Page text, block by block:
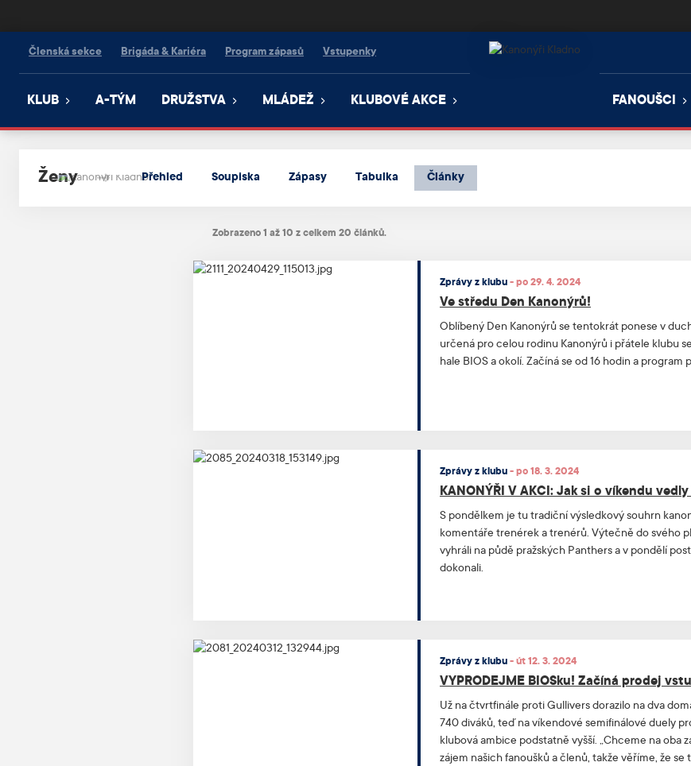
Členská sekce Brigáda & Kariéra Program zápasů Vstupenky
KLUB A-TÝM DRUŽSTVA MLÁDEŽ KLUBOVÉ AKCE FANOUŠCI
Ženy Přehled Soupiska Zápasy Tabulka Články
Zobrazeno 1 až 10 z celkem 20 článků.
Zprávy z klubu -po 29. 4. 2024
Ve středu Den Kanonýrů!
Oblíbený Den Kanonýrů se tentokrát ponese v
určená pro celou rodinu Kanonýrů i přátele klubu
hale BIOS a okolí. Začíná se od 16 hodin a
Zprávy z klubu -po 18. 3. 2024
KANONÝŘI V AKCI: Jak si o víkendu
S pondělkem je tu tradiční výsledkový souhrn
komentáře trenérek a trenérů. Výtečně do svého
vyhráli na půdě pražských Panthers a v pondělí
dokonali.
Zprávy z klubu -út 12. 3. 2024
VYPRODEJME BIOSku! Začíná prodej
Už na čtvrtfinále proti Gullivers dorazilo na dva
740 diváků, teď na víkendové semifinálové duely
klubová ambice podstatně vyšší. „Chceme na oba
zájem našich fanoušků a členů, takže věříme, že se